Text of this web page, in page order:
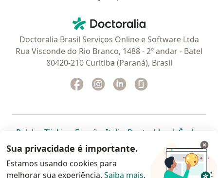
Doctoralia - Homepage
Doctoralia Brasil Serviços Online e Software Ltda
Rua Visconde do Rio Branco, 1488 - 2º andar - Batel
80420-210 Curitiba (Paraná), Brasil
Facebook
abre num novo separador
Instagram
abre num novo separador
Linkedin
abre num novo
Polska abre num novo separador
Türkiye abre num novo separador
España abre num novo separador
Italia abre num novo
Deutschlandabre num
Česko
Portugal abre num novo separador
, México abre num novo separador
, abre num novo separador
Brasil abre num novoabre num
abre
Colombia abre num novo
www.doctoralia.com.br © 2026 - Agende agora sua
Sua privacidade é importante.
Estamos usando cookies para
melhorar sua experiência. Saiba mais.